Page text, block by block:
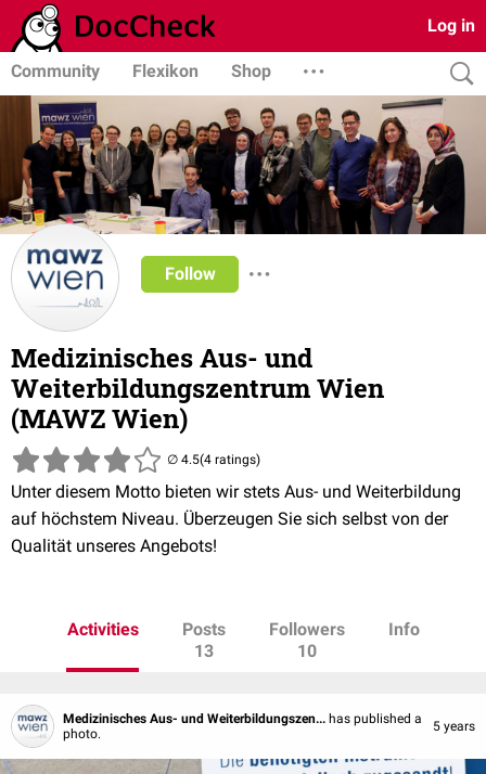
Log in
Community Flexikon Shop
Follow
Medizinisches Aus- und
Weiterbildungszentrum Wien
(MAWZ Wien)
(4 ratings)
Unter diesem Motto bieten wir stets Aus- und Weiterbildung
auf höchstem Niveau. Überzeugen Sie sich selbst von der
Qualität unseres Angebots!
Activities
Posts
13
Followers
10
Info
Medizinisches Aus- und Weiterbildungszen... has published a
photo.
5 years